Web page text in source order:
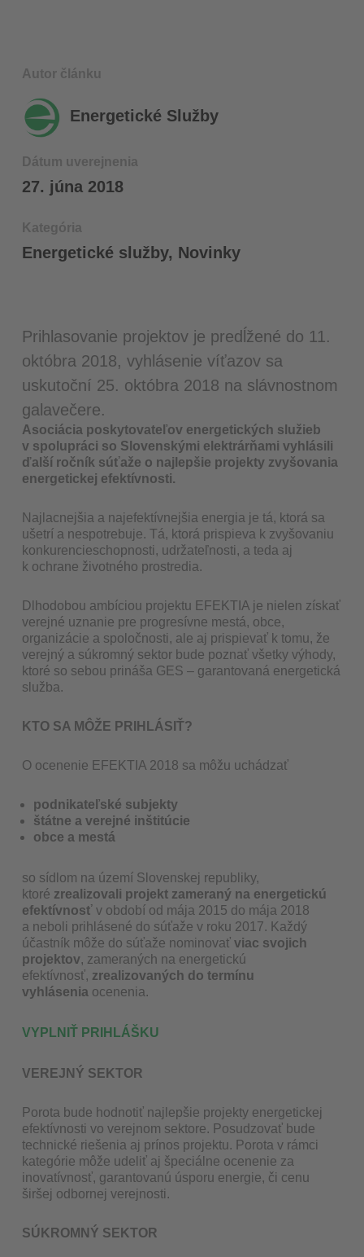
Autor článku
Energetické Služby
Dátum uverejnenia
27. júna 2018
Kategória
Energetické služby, Novinky
Prihlasovanie projektov je predĺžené do 11.
októbra 2018, vyhlásenie víťazov sa
uskutoční 25. októbra 2018 na slávnostnom
galavečere.
Asociácia poskytovateľov energetických služieb
v spolupráci so Slovenskými elektrárňami vyhlásili
ďalší ročník súťaže o najlepšie projekty zvyšovania
energetickej efektívnosti.
Najlacnejšia a najefektívnejšia energia je tá, ktorá sa
ušetrí a nespotrebuje. Tá, ktorá prispieva k zvyšovaniu
konkurencieschopnosti, udržateľnosti, a teda aj
k ochrane životného prostredia.
Dlhodobou ambíciou projektu EFEKTIA je nielen získať
verejné uznanie pre progresívne mestá, obce,
organizácie a spoločnosti, ale aj prispievať k tomu, že
verejný a súkromný sektor bude poznať všetky výhody,
ktoré so sebou prináša GES – garantovaná energetická
služba.
KTO SA MÔŽE PRIHLÁSIŤ?
O ocenenie EFEKTIA 2018 sa môžu uchádzať
podnikateľské subjekty
štátne a verejné inštitúcie
obce a mestá
so sídlom na území Slovenskej republiky,
ktoré zrealizovali projekt zameraný na energetickú
efektívnosť v období od mája 2015 do mája 2018
a neboli prihlásené do súťaže v roku 2017. Každý
účastník môže do súťaže nominovaťviac svojich
projektov, zameraných na energetickú
efektívnosť, zrealizovaných do termínu
vyhlásenia ocenenia.
VYPLNIŤ PRIHLÁŠKU
VEREJNÝ SEKTOR
Porota bude hodnotiť najlepšie projekty energetickej
efektívnosti vo verejnom sektore. Posudzovať bude
technické riešenia aj prínos projektu. Porota v rámci
kategórie môže udeliť aj špeciálne ocenenie za
inovatívnosť, garantovanú úsporu energie, či cenu
širšej odbornej verejnosti.
SÚKROMNÝ SEKTOR